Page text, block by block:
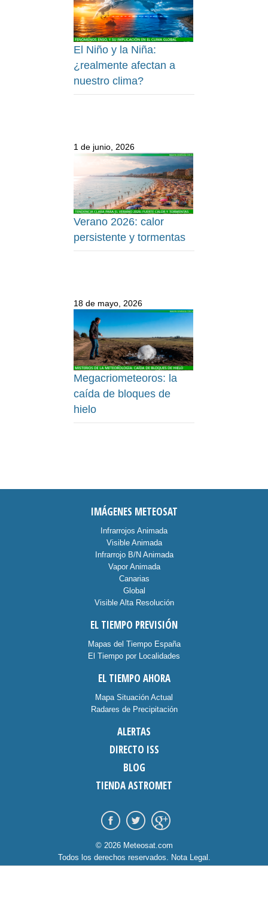
El Niño y la Niña:
¿realmente afectan a
nuestro clima?
1 de junio, 2026
Verano 2026: calor
persistente y tormentas
18 de mayo, 2026
Megacriometeoros: la
caída de bloques de
hielo
IMÁGENES METEOSAT
Infrarrojos Animada
Visible Animada
Infrarrojo B/N Animada
Vapor Animada
Canarias
Global
Visible Alta Resolución
EL TIEMPO PREVISIÓN
Mapas del Tiempo España
El Tiempo por Localidades
EL TIEMPO AHORA
Mapa Situación Actual
Radares de Precipitación
ALERTAS
DIRECTO ISS
BLOG
TIENDA ASTROMET
© 2026 Meteosat.com
Todos los derechos reservados. Nota Legal .